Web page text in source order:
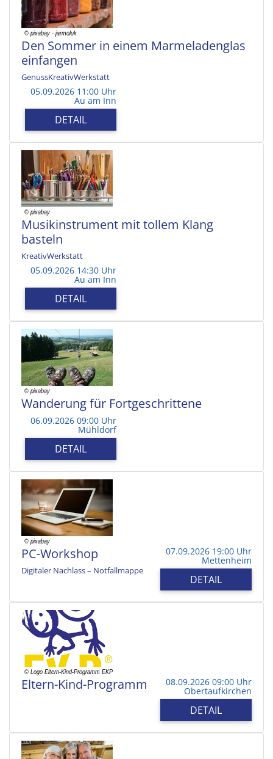
Den Sommer in einem Marmeladenglas
einfangen
GenussKreativWerkstatt
05.09.2026 11:00 Uhr
Au am Inn
DETAIL
Musikinstrument mit tollem Klang
basteln
KreativWerkstatt
05.09.2026 14:30 Uhr
Au am Inn
DETAIL
Wanderung für Fortgeschrittene
06.09.2026 09:00 Uhr
Mühldorf
DETAIL
PC-Workshop
Digitaler Nachlass – Notfallmappe
07.09.2026 19:00 Uhr
Mettenheim
DETAIL
Eltern-Kind-Programm 08.09.2026 09:00 Uhr
Obertaufkirchen
DETAIL